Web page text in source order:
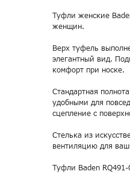
Туфли женские
женщин.
Верх туфель
элегантный вид.
комфорт при носке.
Стандартная
удобными для
сцепление с
Стелька из
вентиляцию для
Туфли Baden